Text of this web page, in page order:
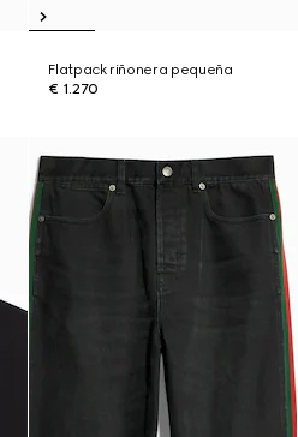
Flatpack riñonera pequeña
€ 1.270